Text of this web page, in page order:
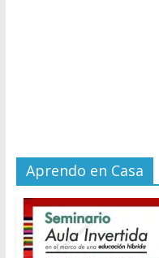
Aprendo en Casa